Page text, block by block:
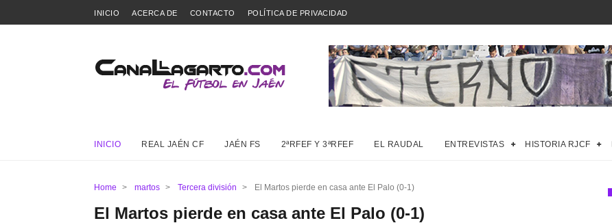
INICIO ACERCA DE CONTACTO POLÍTICA DE PRIVACIDAD
INICIO REAL JAÉN CF JAÉN FS 2ªRFEF Y 3ªRFEF EL RAUDAL ENTREVISTAS HISTORIA RJCF
Home > martos > Tercera división > El Martos pierde en casa ante El Palo (0-1)
El Martos pierde en casa ante El Palo (0-1)